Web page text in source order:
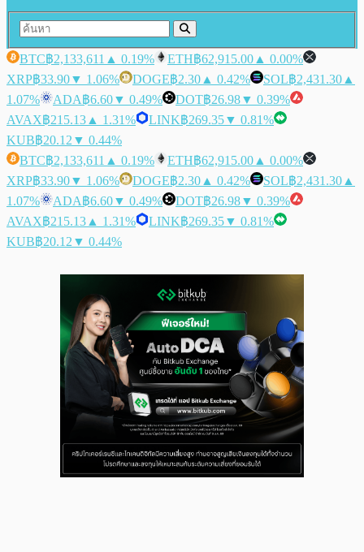
BTC฿2,133,611 ▲ 0.19% ETH฿62,915.00 ▲ 0.00%
XRP฿33.90▼ 1.06% DOGE฿2.30 ▲ 0.42% SOL฿2,431.30 ▲
1.07%
ADA฿6.60▼ 0.49% DOT฿26.98▼ 0.39%
AVAX฿215.13 ▲ 1.31% LINK฿269.35▼ 0.81%
KUB฿20.12 ▼ 0.44%
BTC฿2,133,611 ▲ 0.19% ETH฿62,915.00 ▲ 0.00%
XRP฿33.90▼ 1.06% DOGE฿2.30 ▲ 0.42% SOL฿2,431.30 ▲
1.07%
ADA฿6.60▼ 0.49% DOT฿26.98▼ 0.39%
AVAX฿215.13 ▲ 1.31% LINK฿269.35▼ 0.81%
KUB฿20.12 ▼ 0.44%